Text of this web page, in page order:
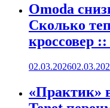
Omoda
Сколько
кроссовер
02.03.2026
«Практик»